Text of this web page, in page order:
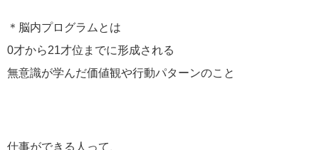
＊脳内プログラムとは
0才から21才位までに形成される
無意識が学んだ価値観や行動パターンのこと
仕事ができる人って、